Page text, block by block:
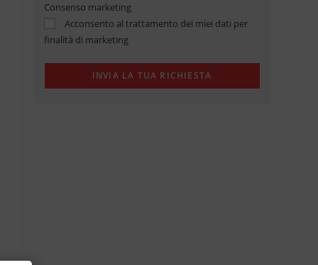
Consenso marketing
Acconsento al trattamento dei miei dati per
finalità di marketing